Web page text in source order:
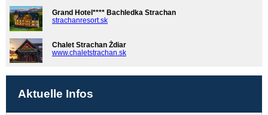
Grand Hotel**** Bachledka Strachan
strachanresort.sk
Chalet Strachan Ždiar
www.chaletstrachan.sk
Aktuelle Infos